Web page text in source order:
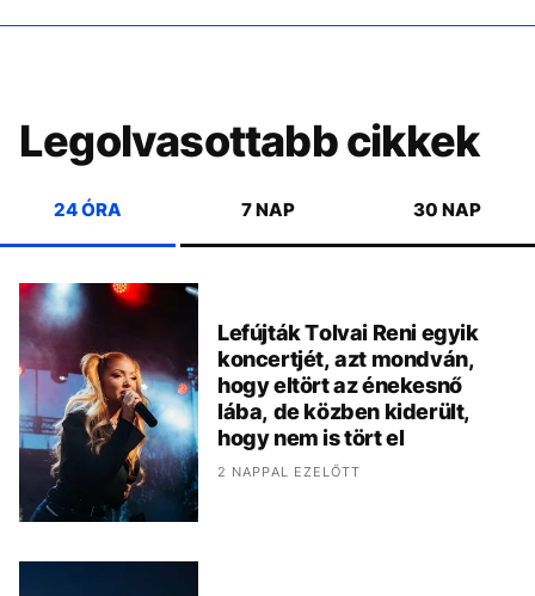
Legolvasottabb cikkek
24 ÓRA 7 NAP 30 NAP
Lefújták Tolvai Reni egyik
koncertjét, azt mondván,
hogy eltört az énekesnő
lába, de közben kiderült,
hogy nem is tört el
2 NAPPAL EZELŐTT